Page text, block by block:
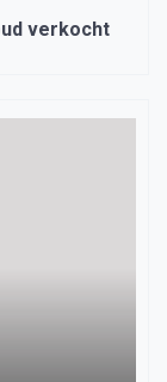
verkocht